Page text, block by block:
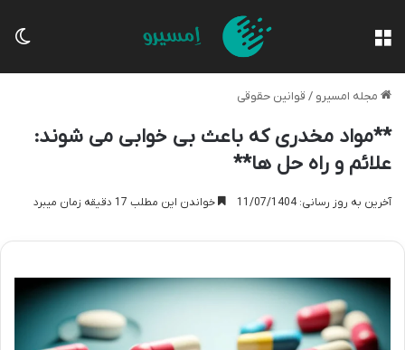
مجله امسیرو / قوانین حقوقی
**مواد مخدری که باعث بی خوابی می شوند:
علائم و راه حل ها**
آخرین به روز رسانی: 11/07/1404 خواندن این مطلب 17 دقیقه زمان میبرد